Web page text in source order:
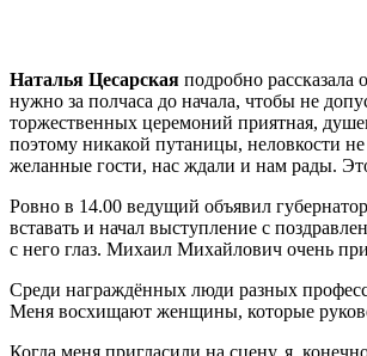
Наталья Цесарская подробно рассказала
нужно за полчаса до начала, чтобы не
торжественных церемоний приятная,
поэтому никакой путаницы, неловкости
желанные гости, нас ждали и нам рады.
Ровно в 14.00 ведущий объявил
вставать и начал выступление с
с него глаз. Михаил Михайлович очень
Среди награждённых люди разных
Меня восхищают женщины, которые